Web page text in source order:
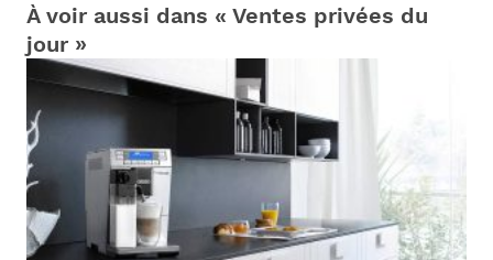
À voir aussi dans « Ventes privées du
jour »